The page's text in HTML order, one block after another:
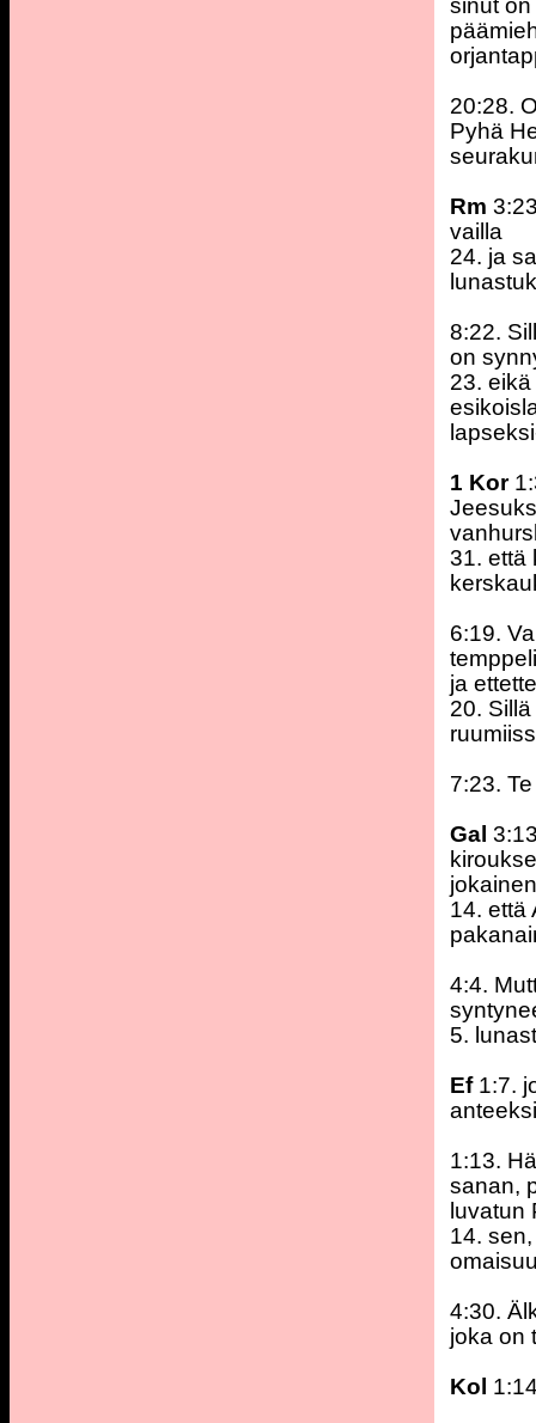
sinut
20:28.
Pyhä
Rm
vailla
24. ja
8:22.
on
23.
1 Kor
31. että
6:19.
ja
20.
7:23.
Gal
14. että
4:4.
5.
Ef1:7.
1:13.
sanan,
luvatun
14.
4:30.
joka on
Kol